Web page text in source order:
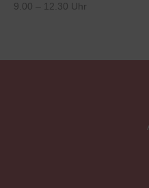
9.00 – 12.30 Uhr